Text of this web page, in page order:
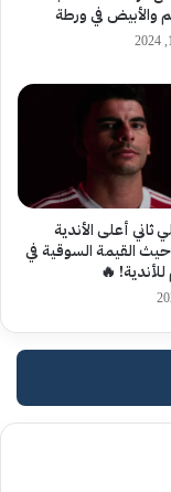
والأبيض في ورطة
ثاني أعلى الأندية
حيث القيمة السوقية في
🔥